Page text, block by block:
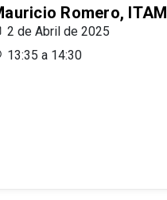
Romero, ITAM
2 de Abril de 2025
13:35 a 14:30